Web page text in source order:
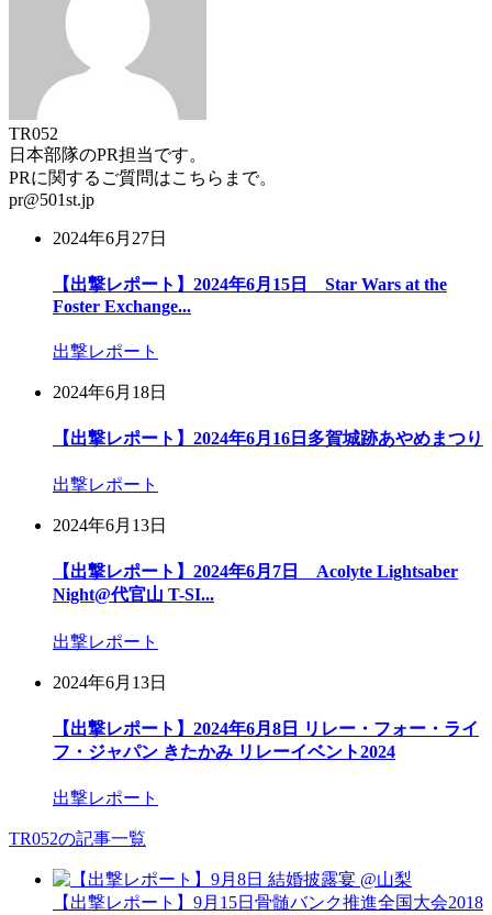
TR052
日本部隊のPR担当です。
PRに関するご質問はこちらまで。
pr@501st.jp
2024年6月27日
【出撃レポート】2024年6月15日 Star Wars at the
Foster Exchange...
出撃レポート
2024年6月18日
【出撃レポート】2024年6月16日多賀城跡あやめまつり
出撃レポート
2024年6月13日
【出撃レポート】2024年6月7日 Acolyte Lightsaber
Night@代官山 T-SI...
出撃レポート
2024年6月13日
【出撃レポート】2024年6月8日 リレー・フォー・ライ
フ・ジャパン きたかみ リレーイベント2024
出撃レポート
TR052の記事一覧
【出撃レポート】9月15日骨髄バンク推進全国大会2018